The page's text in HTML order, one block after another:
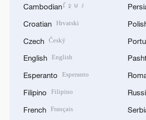
Cambodian ខ្មែរ
Croatian Hrvatski
Czech Český
English English
Esperanto Esperanto
Filipino Filipino
French Français